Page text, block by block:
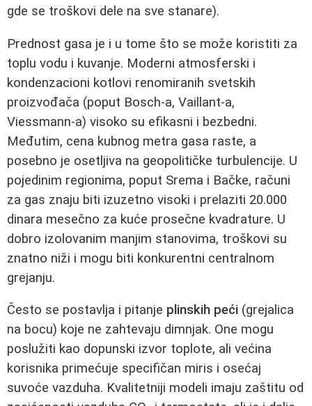
gde se troškovi dele na sve stanare).
Prednost gasa je i u tome što se može koristiti za
toplu vodu i kuvanje. Moderni atmosferski i
kondenzacioni kotlovi renomiranih svetskih
proizvođača (poput Bosch-a, Vaillant-a,
Viessmann-a) visoko su efikasni i bezbedni.
Međutim, cena kubnog metra gasa raste, a
posebno je osetljiva na geopolitičke turbulencije. U
pojedinim regionima, poput Srema i Bačke, računi
za gas znaju biti izuzetno visoki i prelaziti 20.000
dinara mesečno za kuće prosečne kvadrature. U
dobro izolovanim manjim stanovima, troškovi su
znatno niži i mogu biti konkurentni centralnom
grejanju.
Često se postavlja i pitanje plinskih peći (grejalica
na bocu) koje ne zahtevaju dimnjak. One mogu
poslužiti kao dopunski izvor toplote, ali većina
korisnika primećuje specifičan miris i osećaj
suvoće vazduha. Kvalitetniji modeli imaju zaštitu od